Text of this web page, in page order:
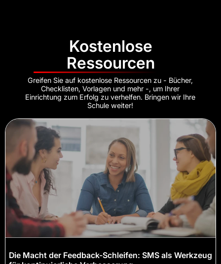
Kostenlose
Ressourcen
Greifen Sie auf kostenlose Ressourcen zu - Bücher,
Checklisten, Vorlagen und mehr -, um Ihrer
Einrichtung zum Erfolg zu verhelfen. Bringen wir Ihre
Schule weiter!
Die Macht der Feedback-Schleifen: SMS als Werkzeug